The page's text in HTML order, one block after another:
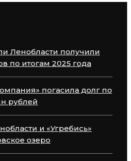
Ленобласти получили
по итогам 2025 года
погасила долг по
рублей
и «Угребись»
озеро